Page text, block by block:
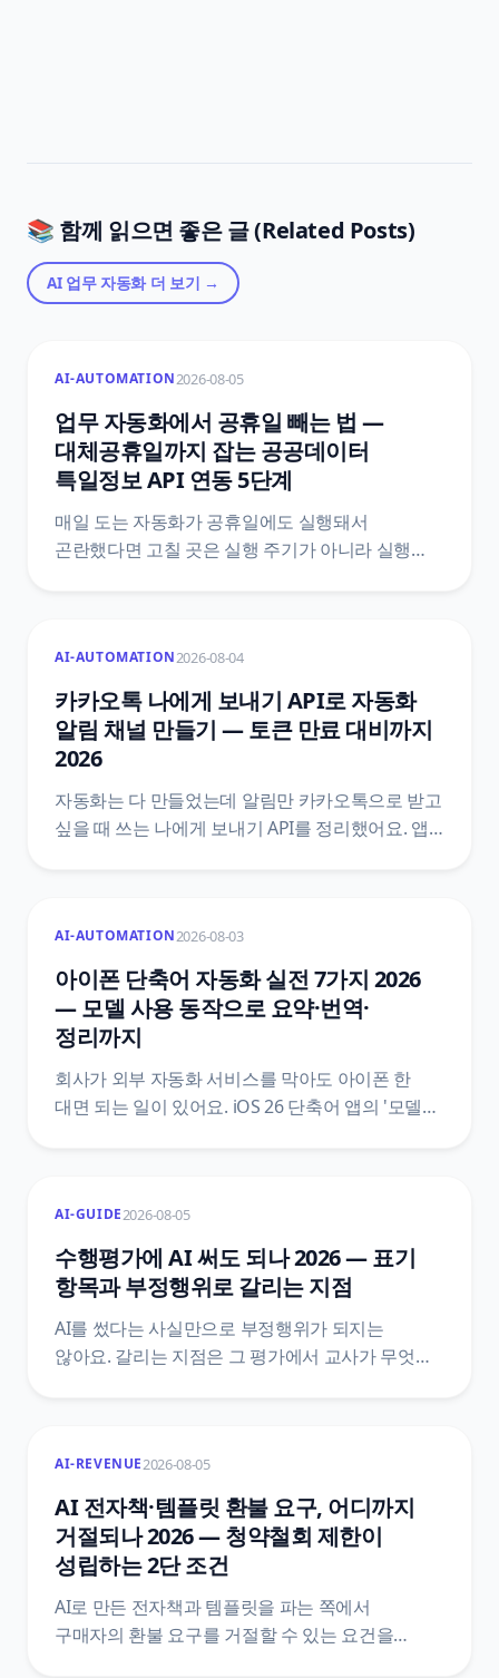
📚 함께 읽으면 좋은 글 (Related Posts)
AI 업무 자동화더 보기 →
AI-AUTOMATION2026-08-05
업무 자동화에서 공휴일 빼는 법 —
대체공휴일까지 잡는 공공데이터
특일정보 API 연동 5단계
매일 도는 자동화가 공휴일에도 실행돼서
곤란했다면 고칠 곳은 실행 주기가 아니라 실행
틀리는지, 공식 문서끼리 어긋나는 지점은
어디인지까지 원문을 근거로 정리했어요.
AI-AUTOMATION2026-08-04
카카오톡 나에게 보내기 API로 자동화
알림 채널 만들기 — 토큰 만료 대비까지
2026
자동화는 다 만들었는데 알림만 카카오톡으로 받고
싶을 때 쓰는 나에게 보내기 API를 정리했어요. 앱
설계까지 카카오 공식 문서 기준으로 담았습니다.
AI-AUTOMATION2026-08-03
아이폰 단축어 자동화 실전 7가지 2026
— 모델 사용 동작으로 요약·번역·
정리까지
회사가 외부 자동화 서비스를 막아도 아이폰 한
대면 되는 일이 있어요. iOS 26 단축어 앱의 '모델
분류, 지원 기종·언어 자가진단, 안드로이드
대안까지 애플 공식 안내를 근거로 정리했어요.
AI-GUIDE2026-08-05
수행평가에 AI 써도 되나 2026 — 표기
항목과 부정행위로 갈리는 지점
AI를 썼다는 사실만으로 부정행위가 되지는
않아요. 갈리는 지점은 그 평가에서 교사가 무엇을
AI-REVENUE2026-08-05
AI 전자책·템플릿 환불 요구, 어디까지
거절되나 2026 — 청약철회 제한이
성립하는 2단 조건
AI로 만든 전자책과 템플릿을 파는 쪽에서
구매자의 환불 요구를 거절할 수 있는 요건을